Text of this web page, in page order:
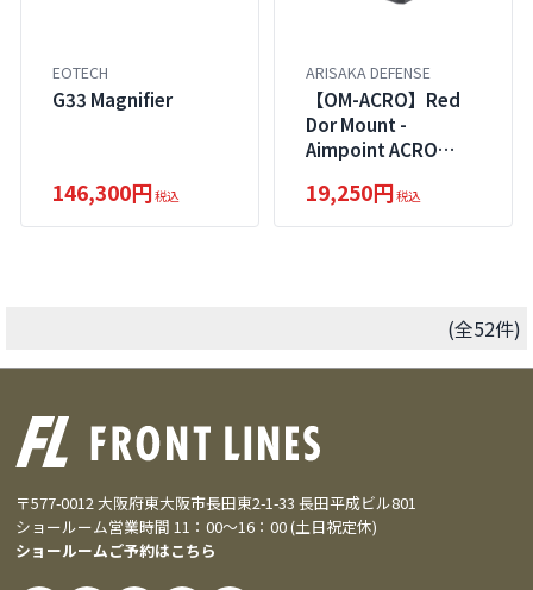
EOTECH
G33 Magnifier
146,300円税込
ARISAKA DEFENSE
【OM-ACRO】Red
Dor Mount -
Aimpoint ACRO
19,250円税込
(全52件)
〒577-0012 大阪府東大阪市長田東2-1-33 長田平成ビル801
ショールーム営業時間 11：00～16：00 (土日祝定休)
ショールームご予約はこちら